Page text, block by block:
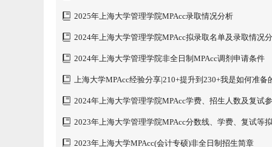
2025年上海大学管理学院MPAcc录取情况分析
2024年上海大学管理学院MPAcc拟录取名单及录取情况
2024年上海大学管理学院非全日制MPAcc调剂申请条件
上海大学MPAcc经验分享|210+提升到230+我是如何准备
2024年上海大学管理学院MPAcc学费、招生人数及复试
2023年上海大学管理学院MPAcc分数线、学费、复试等
2023年上海大学MPAcc(会计专硕)非全日制招生简章